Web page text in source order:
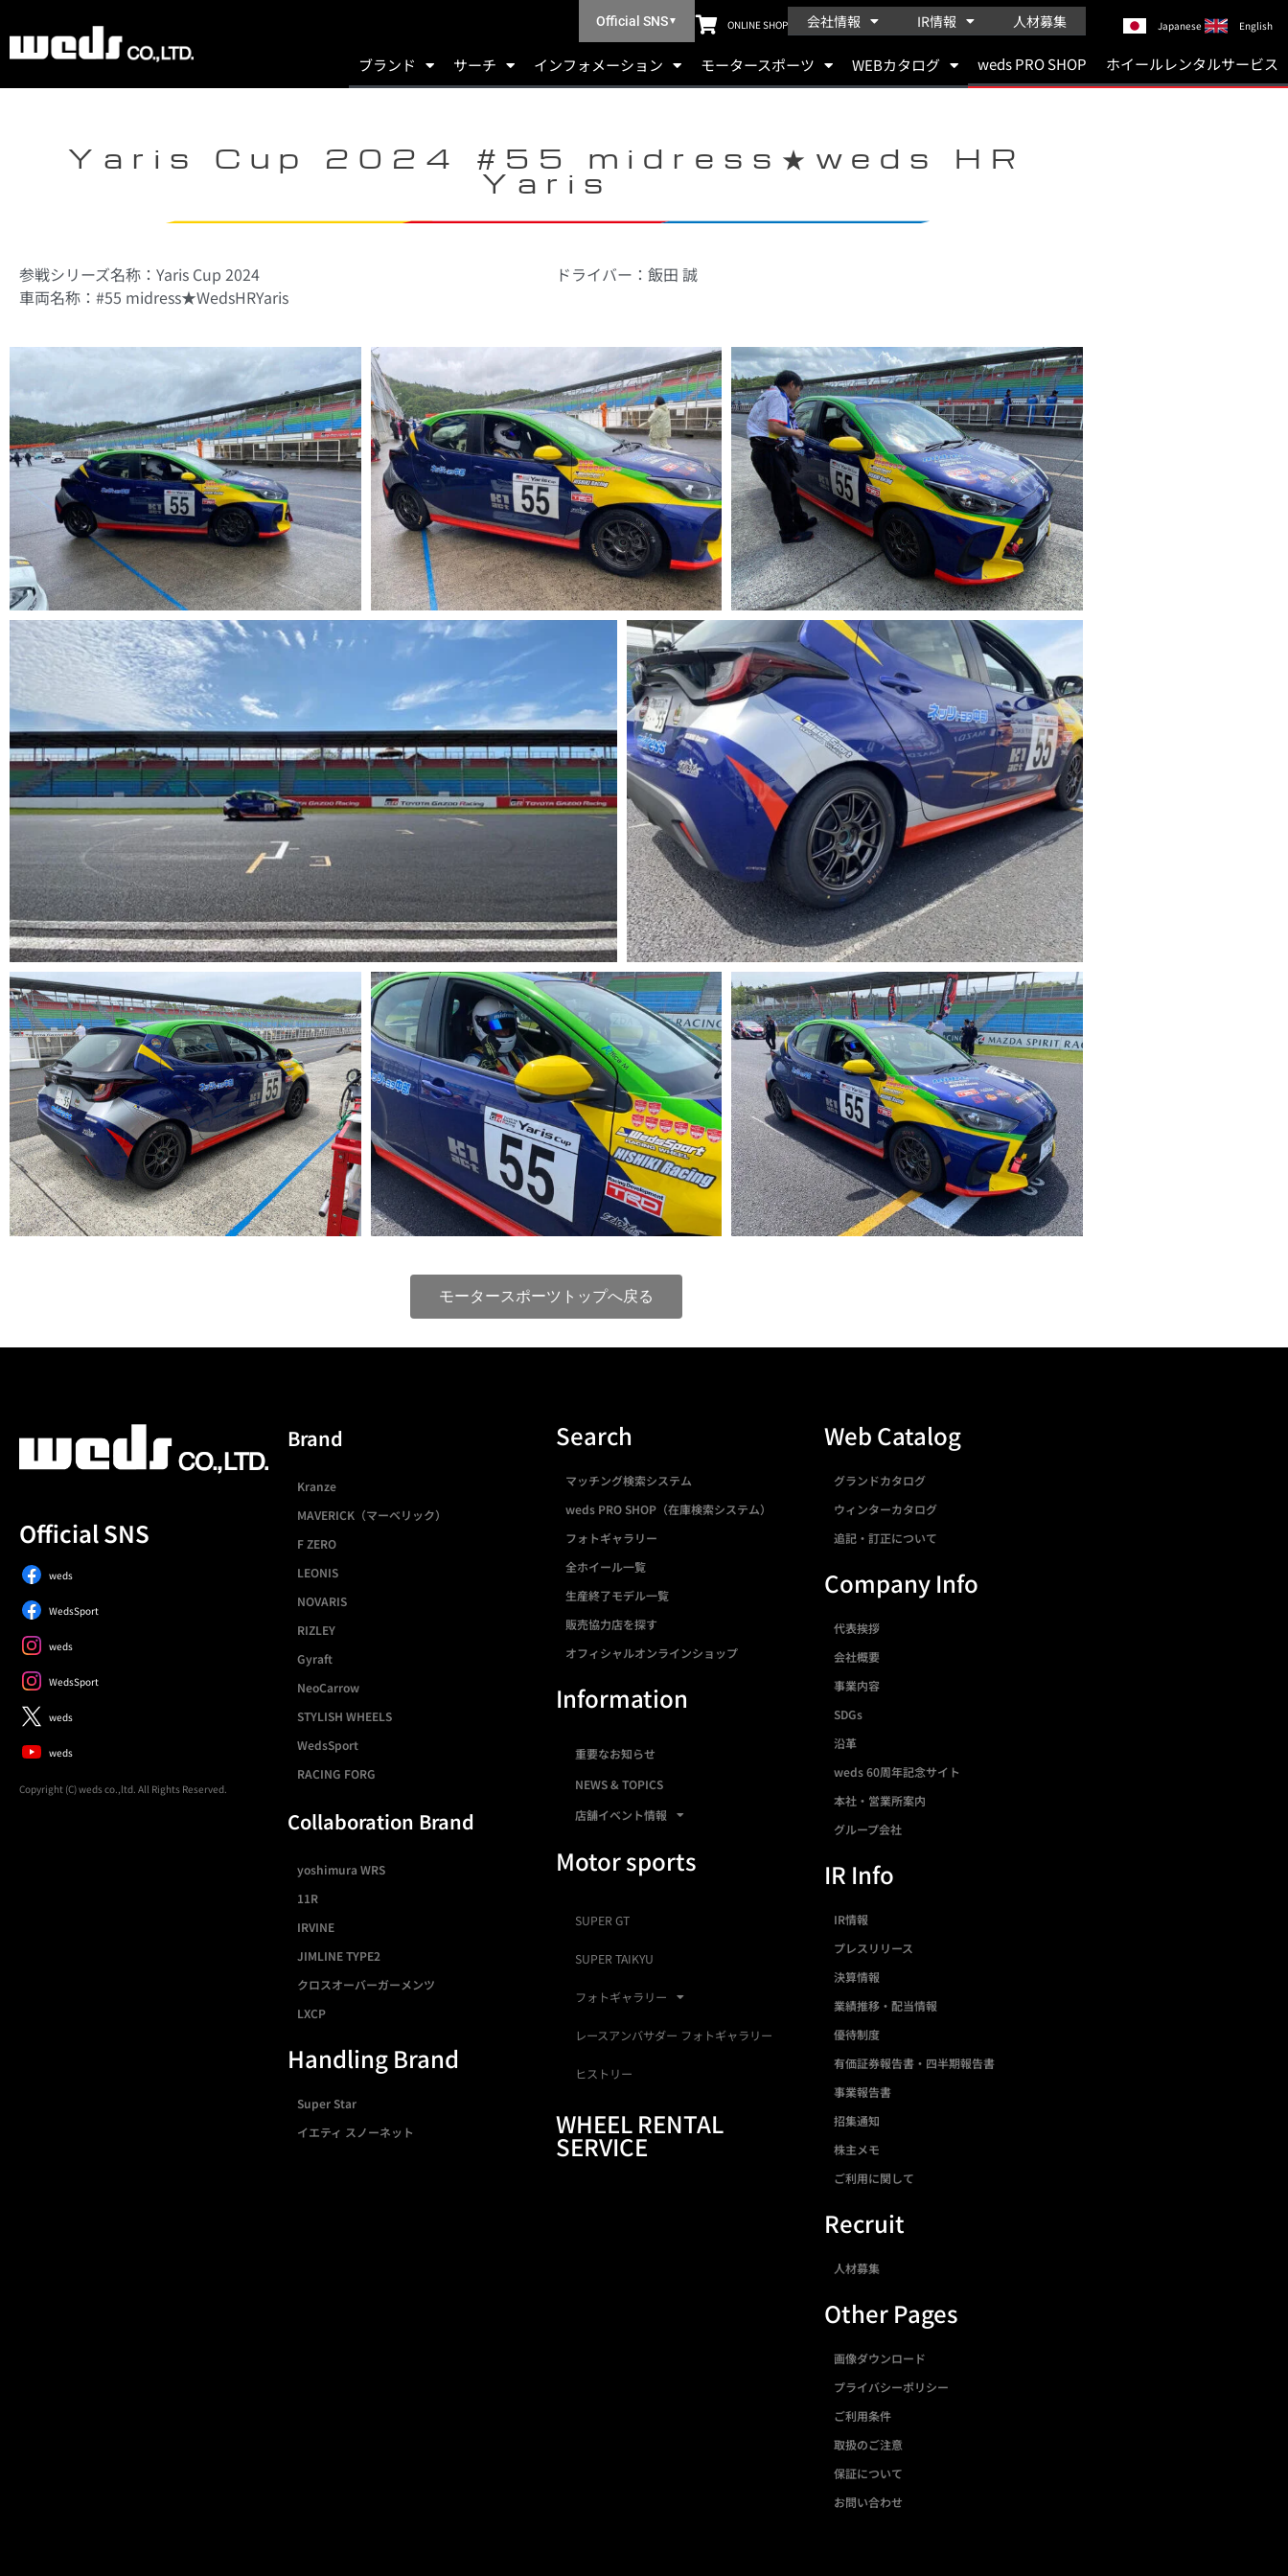
Official SNS▼ ONLINE SHOP 会社情報 IR情報 人材募集 Japanese English
ブランド サーチ インフォメーション モータースポーツ WEBカタログ weds PRO SHOP ホイールレンタルサービス
Yaris Cup 2024 #55 midress★weds HR
Yaris​
参戦シリーズ名称：Yaris Cup 2024
車両名称：#55 midress★WedsHRYaris
ドライバー：飯田 誠
モータースポーツトップへ戻る
Official SNS
weds
WedsSport
weds
WedsSport
weds
weds
Copyright (C) weds co.,ltd. All Rights Reserved.
Brand
Kranze
MAVERICK（マーベリック）
F ZERO
LEONIS
NOVARIS
RIZLEY
Gyraft
NeoCarrow
STYLISH WHEELS
WedsSport
RACING FORG
Collaboration Brand
yoshimura WRS
11R
IRVINE
JIMLINE TYPE2
クロスオーバーガーメンツ
LXCP
Handling Brand
Super Star
イエティ スノーネット
Search
マッチング検索システム
weds PRO SHOP（在庫検索システム）
フォトギャラリー
全ホイール一覧
生産終了モデル一覧
販売協力店を探す
オフィシャルオンラインショップ
Information
重要なお知らせ
NEWS & TOPICS
店舗イベント情報
Motor sports
SUPER GT
SUPER TAIKYU
フォトギャラリー
レースアンバサダー フォトギャラリー
ヒストリー
WHEEL RENTAL
SERVICE
Web Catalog
グランドカタログ
ウィンターカタログ
追記・訂正について
Company Info
代表挨拶
会社概要
事業内容
SDGs
沿革
weds 60周年記念サイト
本社・営業所案内
グループ会社
IR Info
IR情報
プレスリリース
決算情報
業績推移・配当情報
優待制度
有価証券報告書・四半期報告書
事業報告書
招集通知
株主メモ
ご利用に関して
Recruit
人材募集
Other Pages
画像ダウンロード
プライバシーポリシー
ご利用条件
取扱のご注意
保証について
お問い合わせ